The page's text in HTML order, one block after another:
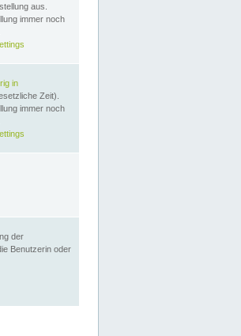
aus.
immer noch
in
Zeit).
immer noch
der
Benutzerin oder